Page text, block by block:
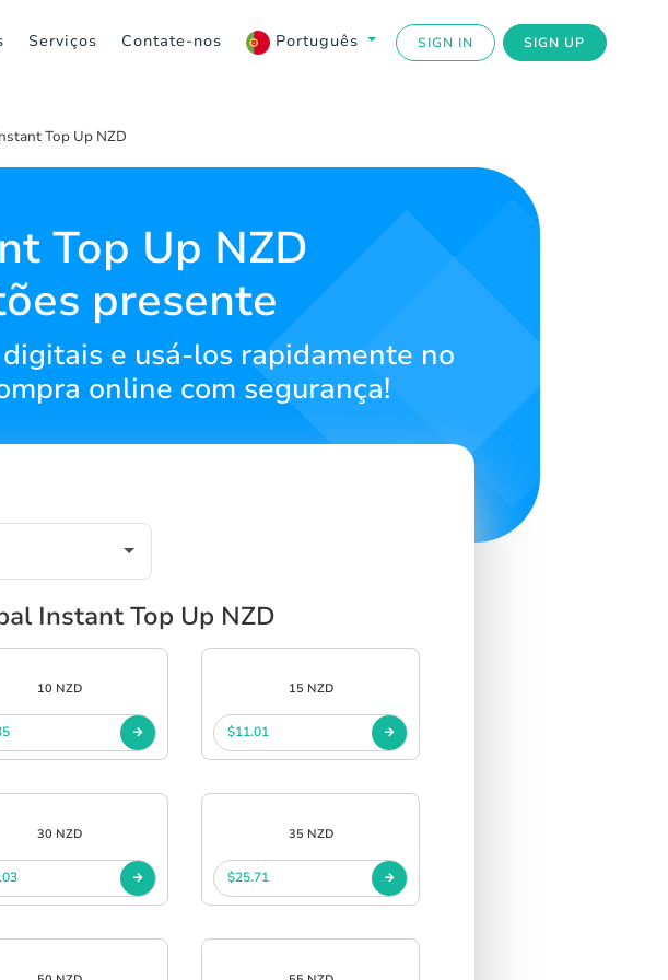
Serviços Contate-nos Português SIGN IN SIGN UP
Top Up NZD
Top Up NZD
presente
e usá-los rapidamente no
online com segurança!
Instant Top Up NZD
10 NZD 15 NZD
$11.01
30 NZD 35 NZD
$25.71